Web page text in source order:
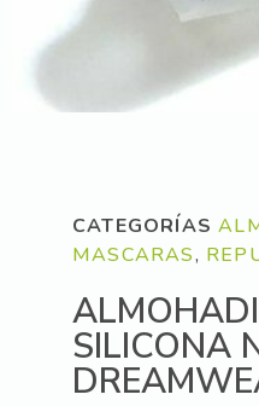
CATEGORÍAS
MASCARAS,
SILICONA